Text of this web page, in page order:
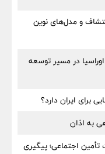
و مدل‌های نوین
در مسیر توسعه
برای ایران دارد؟
به اذان
اجتماعی؛ پیگیری